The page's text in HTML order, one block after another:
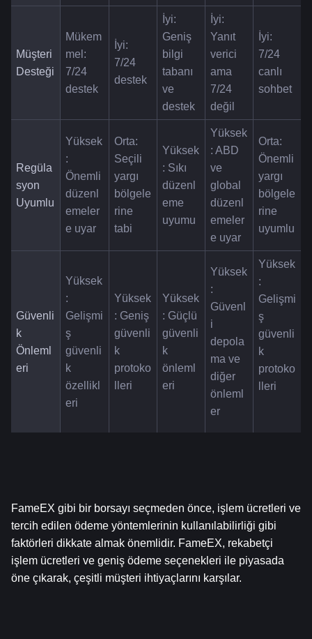
Müşteri
Desteği
Mükem
mel:
7/24
destek
İyi:
7/24
destek
İyi:
Geniş
bilgi
tabanı
ve
destek
İyi:
Yanıt
verici
ama
7/24
değil
İyi:
7/24
canlı
sohbet
Regüla
syon
Uyumlu
Yüksek
:
Önemli
düzenl
emeler
e uyar
Orta:
Seçili
yargı
bölgele
rine
tabi
Yüksek
: Sıkı
düzenl
eme
uyumu
Yüksek
: ABD
ve
global
düzenl
emeler
e uyar
Orta:
Önemli
yargı
bölgele
rine
uyumlu
Güvenli
k
Önleml
eri
Yüksek
:
Gelişmi
ş
güvenli
k
özellikl
eri
Yüksek
: Geniş
güvenli
k
protoko
lleri
Yüksek
: Güçlü
güvenli
k
önleml
eri
Yüksek
:
Güvenl
i
depola
ma ve
diğer
önleml
er
Yüksek
:
Gelişmi
ş
güvenli
k
protoko
lleri
FameEX gibi bir borsayı seçmeden önce, işlem ücretleri ve
tercih edilen ödeme yöntemlerinin kullanılabilirliği gibi
faktörleri dikkate almak önemlidir. FameEX, rekabetçi
işlem ücretleri ve geniş ödeme seçenekleri ile piyasada
öne çıkarak, çeşitli müşteri ihtiyaçlarını karşılar.